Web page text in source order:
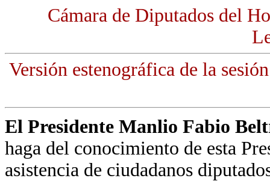
Cámara de Diputados del
Versión estenográfica de la
El Presidente Manlio Fabio
haga del conocimiento de esta
asistencia de ciudadanos